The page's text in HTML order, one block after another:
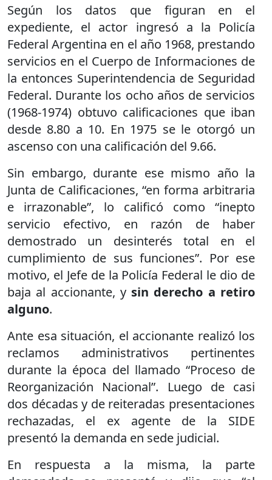
Según los datos que figuran en el
expediente, el actor ingresó a la Policía
Federal Argentina en el año 1968, prestando
servicios en el Cuerpo de Informaciones de
la entonces Superintendencia de Seguridad
Federal. Durante los ocho años de servicios
(1968-1974) obtuvo calificaciones que iban
desde 8.80 a 10. En 1975 se le otorgó un
ascenso con una calificación del 9.66.
Sin embargo, durante ese mismo año la
Junta de Calificaciones, “en forma arbitraria
e irrazonable”, lo calificó como “inepto
servicio efectivo, en razón de haber
demostrado un desinterés total en el
cumplimiento de sus funciones”. Por ese
motivo, el Jefe de la Policía Federal le dio de
baja al accionante, y sin derecho a retiro
alguno.
Ante esa situación, el accionante realizó los
reclamos administrativos pertinentes
durante la época del llamado “Proceso de
Reorganización Nacional”. Luego de casi
dos décadas y de reiteradas presentaciones
rechazadas, el ex agente de la SIDE
presentó la demanda en sede judicial.
En respuesta a la misma, la parte